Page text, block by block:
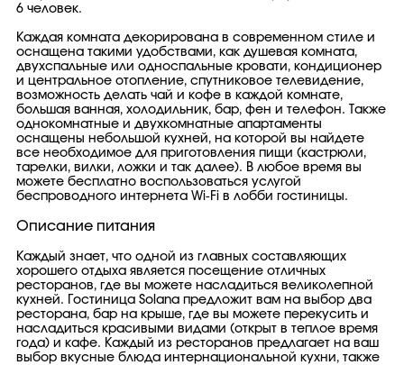
6 человек.
Каждая комната декорирована в современном стиле и
оснащена такими удобствами, как душевая комната,
двухспальные или односпальные кровати, кондиционер
и центральное отопление, спутниковое телевидение,
возможность делать чай и кофе в каждой комнате,
большая ванная, холодильник, бар, фен и телефон. Также
однокомнатные и двухкомнатные апартаменты
оснащены небольшой кухней, на которой вы найдете
все необходимое для приготовления пищи (кастрюли,
тарелки, вилки, ложки и так далее). В любое время вы
можете бесплатно воспользоваться услугой
беспроводного интернета Wi-Fi в лобби гостиницы.
Описание питания
Каждый знает, что одной из главных составляющих
хорошего отдыха является посещение отличных
ресторанов, где вы можете насладиться великолепной
кухней. Гостиница Solana предложит вам на выбор два
ресторана, бар на крыше, где вы можете перекусить и
насладиться красивыми видами (открыт в теплое время
года) и кафе. Каждый из ресторанов предлагает на ваш
выбор вкусные блюда интернациональной кухни, также